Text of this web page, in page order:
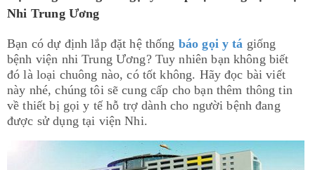
Nhi Trung Ương
Bạn có dự định lắp đặt hệ thống báo gọi y tá giống
bệnh viện nhi Trung Ương? Tuy nhiên bạn không biết
đó là loại chuông nào, có tốt không. Hãy đọc bài viết
này nhé, chúng tôi sẽ cung cấp cho bạn thêm thông tin
về thiết bị gọi y tế hỗ trợ dành cho người bệnh đang
được sử dụng tại viện Nhi.